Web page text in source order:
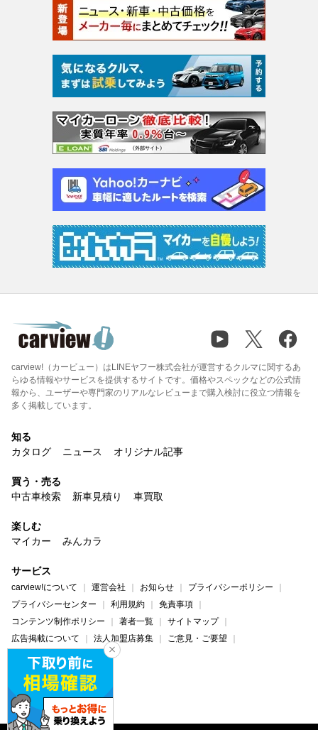
carview!（カービュー）はLINEヤフー株式会社が運営するクルマに関するあ
らゆる情報やサービスを提供するサイトです。価格やスペックなどの公式情
報から、ユーザーや専門家のリアルなレビューまで購入検討に役立つ情報を
多く掲載しています。
知る
カタログ
ニュース オリジナル記事
買う・売る
中古車検索
新車見積り 車買取
楽しむ
マイカー
みんカラ
サービス
carview!について 運営会社 お知らせ
プライバシーポリシー
プライバシーセンター
利用規約
免責事項
コンテンツ制作ポリシー
著者一覧
サイトマップ
広告掲載について
法人加盟店募集
ご意見・ご要望
ヘルプ・お問い合わせ
carview! Yahoo! JAPAN